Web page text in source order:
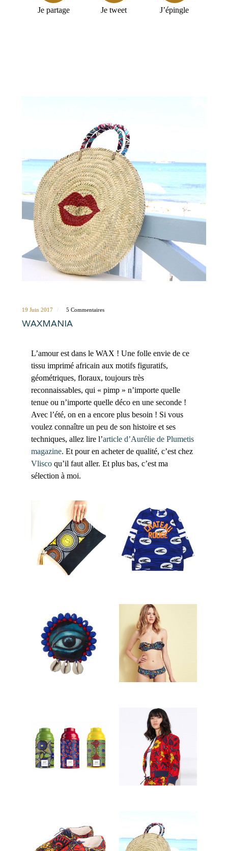
Je partage Je tweet J’épingle
19 Juin 2017 5 Commentaires
WAXMANIA
L’amour est dans le WAX ! Une folle envie de ce
tissu imprimé africain aux motifs figuratifs,
géométriques, floraux, toujours très
reconnaissables, qui « pimp » n’importe quelle
tenue ou n’importe quelle déco en une seconde !
Avec l’été, on en a encore plus besoin ! Si vous
voulez connaître un peu de son histoire et ses
techniques, allez lire l’article d’Aurélie de Plumetis
magazine. Et pour en acheter de qualité, c’est chez
Vliscoqu’il faut aller. Et plus bas, c’est ma
sélection à moi.